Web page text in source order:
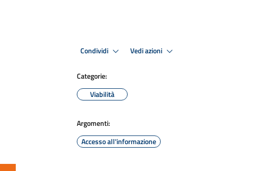
Condividi Vedi azioni
Categorie:
Viabilità
Argomenti:
Accesso all'informazione